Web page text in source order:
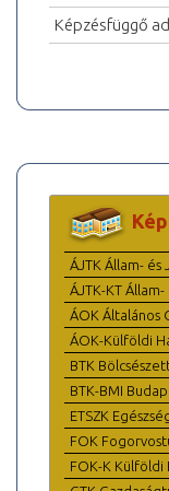
Képzésfüggő
ÁJTK Állam-
ÁJTK-KT
ÁOK Általános
ÁOK-Külföldi
BTK
BTK-BMI
ETSZK
FOK
FOK-K Külföldi